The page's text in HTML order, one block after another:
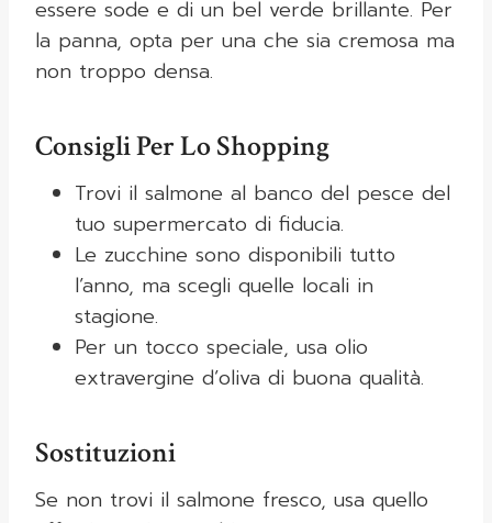
essere sode e di un bel verde brillante. Per
la panna, opta per una che sia cremosa ma
non troppo densa.
Consigli Per Lo Shopping
Trovi il salmone al banco del pesce del
tuo supermercato di fiducia.
Le zucchine sono disponibili tutto
l’anno, ma scegli quelle locali in
stagione.
Per un tocco speciale, usa olio
extravergine d’oliva di buona qualità.
Sostituzioni
Se non trovi il salmone fresco, usa quello